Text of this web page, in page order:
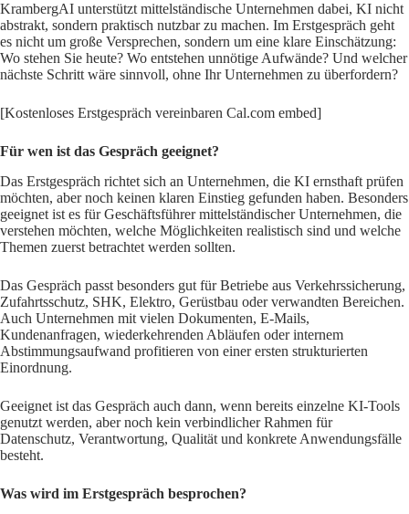
KrambergAI unterstützt mittelständische Unternehmen dabei, KI nicht
abstrakt, sondern praktisch nutzbar zu machen. Im Erstgespräch geht
es nicht um große Versprechen, sondern um eine klare Einschätzung:
Wo stehen Sie heute? Wo entstehen unnötige Aufwände? Und welcher
nächste Schritt wäre sinnvoll, ohne Ihr Unternehmen zu überfordern?
[Kostenloses Erstgespräch vereinbaren Cal.com embed]
Für wen ist das Gespräch geeignet?
Das Erstgespräch richtet sich an Unternehmen, die KI ernsthaft prüfen
möchten, aber noch keinen klaren Einstieg gefunden haben. Besonders
geeignet ist es für Geschäftsführer mittelständischer Unternehmen, die
verstehen möchten, welche Möglichkeiten realistisch sind und welche
Themen zuerst betrachtet werden sollten.
Das Gespräch passt besonders gut für Betriebe aus Verkehrssicherung,
Zufahrtsschutz, SHK, Elektro, Gerüstbau oder verwandten Bereichen.
Auch Unternehmen mit vielen Dokumenten, E-Mails,
Kundenanfragen, wiederkehrenden Abläufen oder internem
Abstimmungsaufwand profitieren von einer ersten strukturierten
Einordnung.
Geeignet ist das Gespräch auch dann, wenn bereits einzelne KI-Tools
genutzt werden, aber noch kein verbindlicher Rahmen für
Datenschutz, Verantwortung, Qualität und konkrete Anwendungsfälle
besteht.
Was wird im Erstgespräch besprochen?